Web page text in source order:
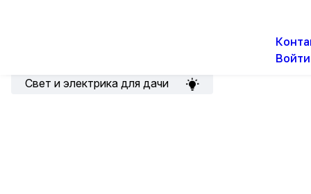
Свет и электрика для дачи